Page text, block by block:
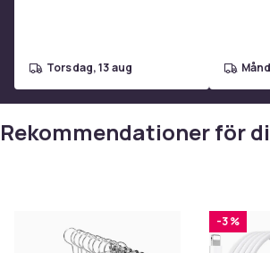
torsdag, 13 aug
Rekommendationer för
-3 %